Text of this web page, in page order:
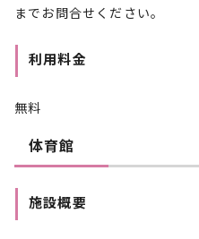
までお問合せください。
利用料金
無料
体育館
施設概要